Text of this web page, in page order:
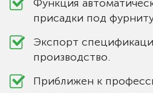
Функция
присадки под
Экспорт
производство.
Приближен к